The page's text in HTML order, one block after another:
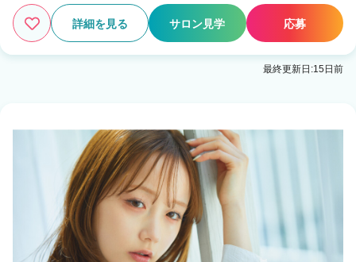
詳細を見る サロン見学 応募
最終更新日:15日前